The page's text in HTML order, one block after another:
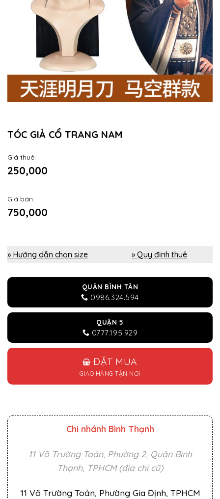
TÓC GIẢ CỔ TRANG NAM
Giá thuê:
250,000
Giá bán:
750,000
» Hướng dẫn chọn size » Quy định thuê
QUẬN BÌNH TÂN
0986.324.594
QUẬN 5
0777.195.929
ĐẶT MUA
GIAO HÀNG TẬN NƠI
Chi nhánh Bình Thạnh
11 Võ Trường Toản, Phường 2, Quận Bình
Thạnh, TPHCM (địa chỉ cũ)
11 Võ Trường Toản, Phường Gia Định, TPHCM